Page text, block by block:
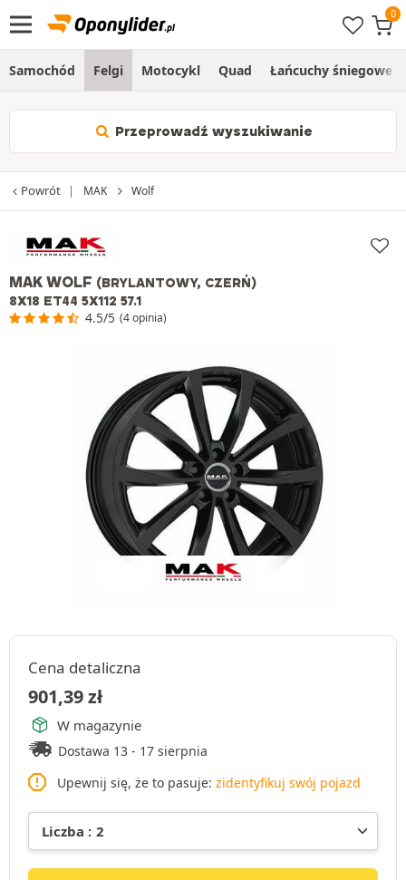
Samochód Felgi Motocykl Quad Łańcuchy śniegowe
Przeprowadź wyszukiwanie
Powrót MAK Wolf
MAK WOLF (BRYLANTOWY, CZERŃ)
8X18 ET44 5X112 57.1
4.5/5 (4 opinia)
Cena detaliczna
901,39zł
W magazynie
Dostawa 13 - 17 sierpnia
Upewnij się, że to pasuje: zidentyfikuj swój pojazd